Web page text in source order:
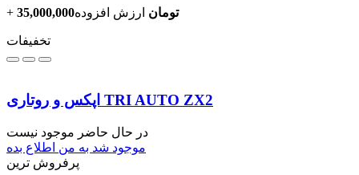
+ 35,000,000تومان ارزش افزوده
تخفیفات
اپکس و روتاری TRI AUTO ZX2
در حال حاضر موجود نیست
موجود شد به من اطلاع بده
پرفروش ترین